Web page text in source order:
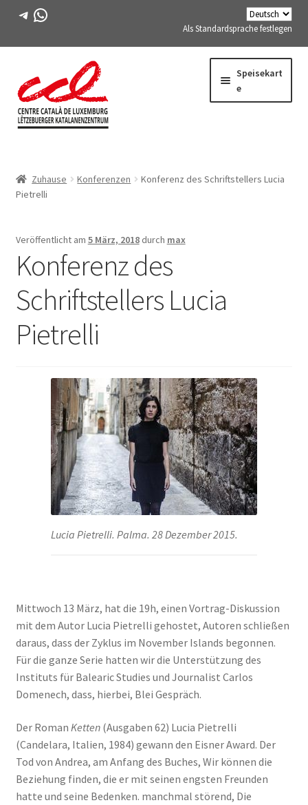
Telegramm
WhatsApp
Als Standardsprache festlegen
zur
Navigation
Inhalt
springen
Speisekart
e
menu
AKTIVITÄTEN
Expand
FES-TE-MITGLIEDER
BUCH
ANMELDEN
Zuhause Konferenzen
Konferenz des Schriftstellers Lucia
Pietrelli
Veröffentlicht am 5 März, 2018 durch max
Konferenz des
Schriftstellers Lucia
Pietrelli
Lucia Pietrelli. Palma. 28 Dezember 2015.
Mittwoch 13 März, hat die 19h, einen Vortrag-Diskussion
mit dem Autor Lucia Pietrelli gehostet, Autoren schließen
daraus, dass der Zyklus im November Islands begonnen.
Für die ganze Serie hatten wir die Unterstützung des
Instituts für Balearic Studies und Journalist Carlos
Domenech, dass, hierbei, Blei Gespräch.
Der Roman Ketten(Ausgaben 62) Lucia Pietrelli
(Candelara, Italien, 1984) gewann den Eisner Award. Der
Tod von Andrea, am Anfang des Buches, Wir können die
Beziehung finden, die er mit seinen engsten Freunden
hatte und seine Bedenken. manchmal störend, Die